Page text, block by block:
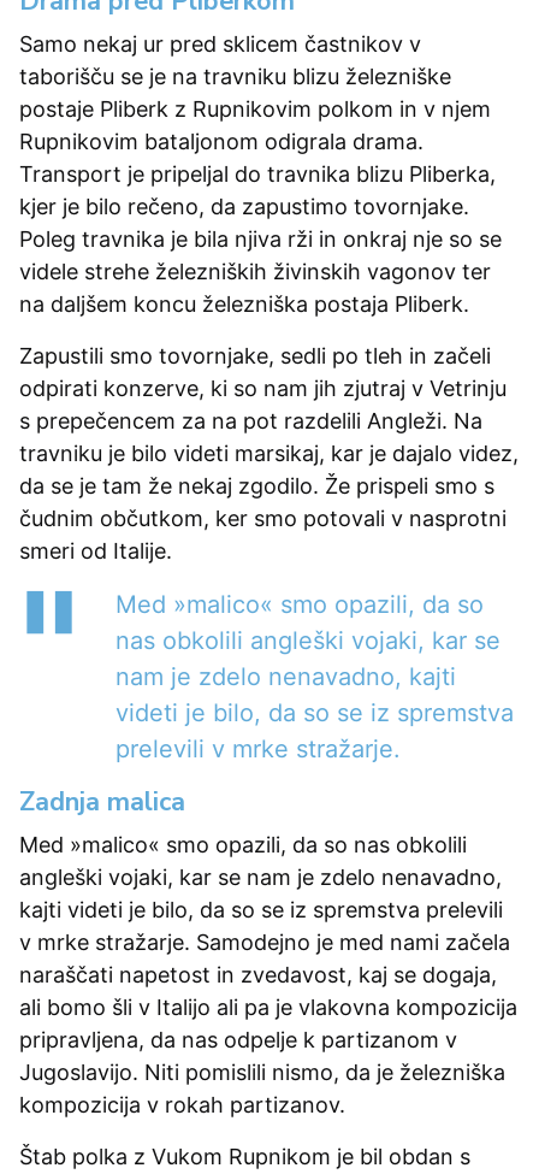
Samo nekaj ur pred sklicem častnikov v
taborišču se je na travniku blizu železniške
postaje Pliberk z Rupnikovim polkom in v njem
Rupnikovim bataljonom odigrala drama.
Transport je pripeljal do travnika blizu Pliberka,
kjer je bilo rečeno, da zapustimo tovornjake.
Poleg travnika je bila njiva rži in onkraj nje so se
videle strehe železniških živinskih vagonov ter
na daljšem koncu železniška postaja Pliberk.
Zapustili smo tovornjake, sedli po tleh in začeli
odpirati konzerve, ki so nam jih zjutraj v Vetrinju
s prepečencem za na pot razdelili Angleži. Na
travniku je bilo videti marsikaj, kar je dajalo videz,
da se je tam že nekaj zgodilo. Že prispeli smo s
čudnim občutkom, ker smo potovali v nasprotni
smeri od Italije.
Med »malico« smo opazili, da so
nas obkolili angleški vojaki, kar se
nam je zdelo nenavadno, kajti
videti je bilo, da so se iz spremstva
prelevili v mrke stražarje.
Zadnja malica
Med »malico« smo opazili, da so nas obkolili
angleški vojaki, kar se nam je zdelo nenavadno,
kajti videti je bilo, da so se iz spremstva prelevili
v mrke stražarje. Samodejno je med nami začela
naraščati napetost in zvedavost, kaj se dogaja,
ali bomo šli v Italijo ali pa je vlakovna kompozicija
pripravljena, da nas odpelje k partizanom v
Jugoslavijo. Niti pomislili nismo, da je železniška
kompozicija v rokah partizanov.
Štab polka z Vukom Rupnikom je bil obdan s